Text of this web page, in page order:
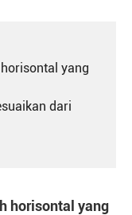
yang
dari
horisontal yang